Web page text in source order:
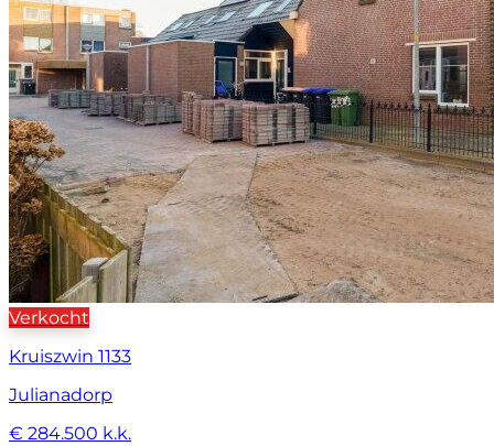
Verkocht
Kruiszwin 1133
Julianadorp
€ 284.500 k.k.